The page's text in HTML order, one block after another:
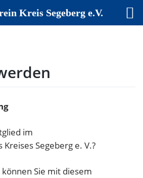
im
Segeberg e. V.?
Sie mit diesem
Kreis Segeberg e.V.